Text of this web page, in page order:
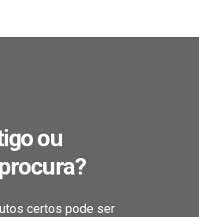
ou
certos pode ser